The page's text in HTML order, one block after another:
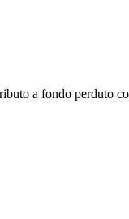
a fondo perduto